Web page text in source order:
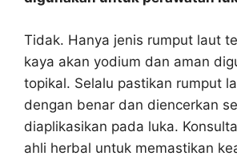
Tidak. Hanya jenis rumput laut
kaya akan yodium dan aman
topikal. Selalu pastikan rumput
dengan benar dan diencerkan
diaplikasikan pada luka.
ahli herbal untuk memastikan